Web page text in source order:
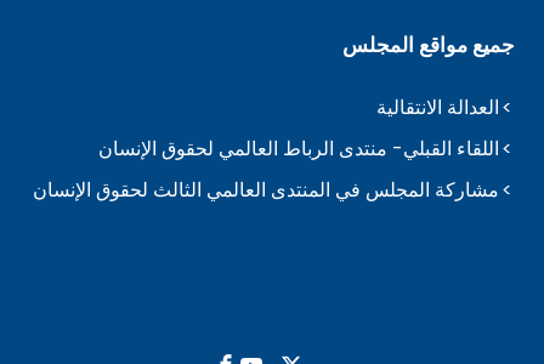
جميع مواقع المجلس
العدالة الانتقالية
اللقاء القبلي- منتدى الرباط العالمي لحقوق الإنسان
مشاركة المجلس في المنتدى العالمي الثالث لحقوق الإنسان